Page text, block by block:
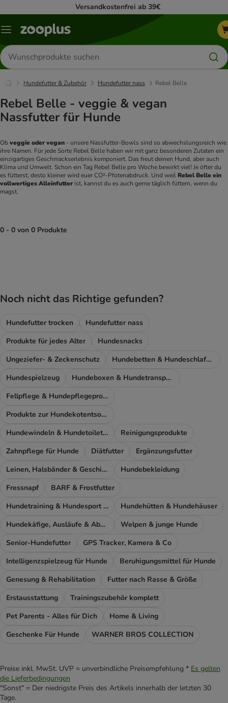
Versandkostenfrei ab 39€
Menü
Produkte
suchen
Hundefutter & Zubehör Hundefutter nass Rebel Belle
Rebel Belle - veggie & vegan
Nassfutter für Hunde
Ob veggie oder vegan - unsere Nassfutter-Bowls sind so abwechslungsreich wie
ihre Namen. Für jede Sorte Rebel Belle haben wir mit ganz besonderen Zutaten ein
einzigartiges Geschmackserlebnis komponiert. Das freut deinen Hund, aber auch
Klima und Umwelt. Schon ein Tag Rebel Belle pro Woche bewirkt viel! Je öfter du
es fütterst, desto kleiner wird euer CO²-Pfotenabdruck. Und weil Rebel Belle ein
vollwertiges Alleinfutter ist, kannst du es auch gerne täglich füttern, wenn du
magst.
0 - 0 von 0 Produkte
Noch nicht das Richtige gefunden?
Hundefutter trocken
Hundefutter nass
Produkte für jedes Alter
Hundesnacks
Ungeziefer- & Zeckenschutz
Hundebetten & Hundeschlafplatz
Hundespielzeug
Hundeboxen & Hundetransport
Fellpflege & Hundepflegeprodukte
Produkte zur Hundekotentsorgung
Hundewindeln & Hundetoiletten
Reinigungsprodukte
Zahnpflege für Hunde
Diätfutter
Ergänzungsfutter
Leinen, Halsbänder & Geschirre
Hundebekleidung
Fressnapf
BARF & Frostfutter
Hundetraining & Hundesport Zubehör
Hundehütten & Hundehäuser
Hundekäfige, Ausläufe & Absperrgitter
Welpen & junge Hunde
Senior-Hundefutter
GPS Tracker, Kamera & Co
Intelligenzspielzeug für Hunde
Beruhigungsmittel für Hunde
Genesung & Rehabilitation
Futter nach Rasse & Größe
Erstausstattung
Trainingszubehör komplett
Pet Parents - Alles für Dich
Home & Living
Geschenke Für Hunde
WARNER BROS COLLECTION
Preise inkl. MwSt. UVP = unverbindliche Preisempfehlung * Es gelten
die Lieferbedingungen
"Sonst" = Der niedrigste Preis des Artikels innerhalb der letzten 30
Tage.